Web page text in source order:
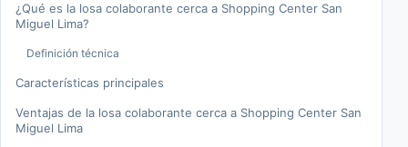
¿Qué es la losa colaborante cerca a Shopping Center San
Miguel Lima?
Definición técnica
Características principales
Ventajas de la losa colaborante cerca a Shopping Center San
Miguel Lima